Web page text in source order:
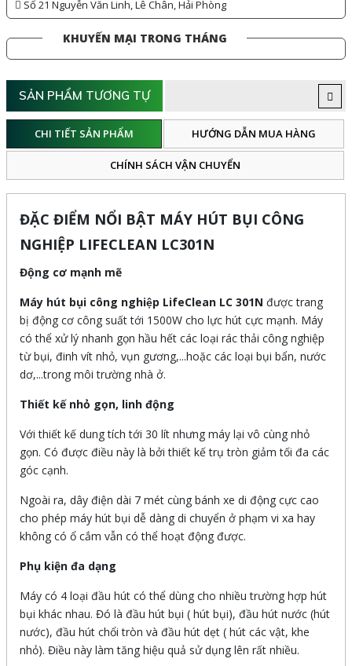
Số 21 Nguyễn Văn Linh, Lê Chân, Hải Phòng
KHUYẾN MẠI TRONG THÁNG
SẢN PHẨM TƯƠNG TỰ
CHI TIẾT SẢN PHẨM HƯỚNG DẪN MUA HÀNG
CHÍNH SÁCH VẬN CHUYỂN
ĐẶC ĐIỂM NỔI BẬT MÁY HÚT BỤI CÔNG
NGHIỆP LIFECLEAN LC301N
Động cơ mạnh mẽ
Máy hút bụi công nghiệp LifeClean LC 301N được trang
bị động cơ công suất tới 1500W cho lực hút cực mạnh. Máy
có thể xử lý nhanh gọn hầu hết các loại rác thải công nghiệp
từ bụi, đinh vít nhỏ, vụn gương,...hoặc các loại bụi bẩn, nước
dơ,...trong môi trường nhà ở.
Thiết kế nhỏ gọn, linh động
Với thiết kế dung tích tới 30 lít nhưng máy lại vô cùng nhỏ
gọn. Có được điều này là bởi thiết kế trụ tròn giảm tối đa các
góc cạnh.
Ngoài ra, dây điện dài 7 mét cùng bánh xe di động cực cao
cho phép máy hút bụi dễ dàng di chuyển ở phạm vi xa hay
không có ổ cắm vẫn có thể hoạt động được.
Phụ kiện đa dạng
Máy có 4 loại đầu hút có thể dùng cho nhiều trường hợp hút
bụi khác nhau. Đó là đầu hút bụi ( hút bụi), đầu hút nước (hút
nước), đầu hút chổi tròn và đầu hút dẹt ( hút các vật, khe
nhỏ). Điều này làm tăng hiệu quả sử dụng lên rất nhiều.